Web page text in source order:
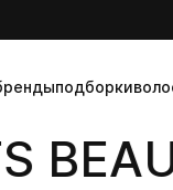
подборки